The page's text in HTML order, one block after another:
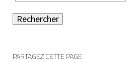
Rechercher
PARTAGEZ CETTE PAGE